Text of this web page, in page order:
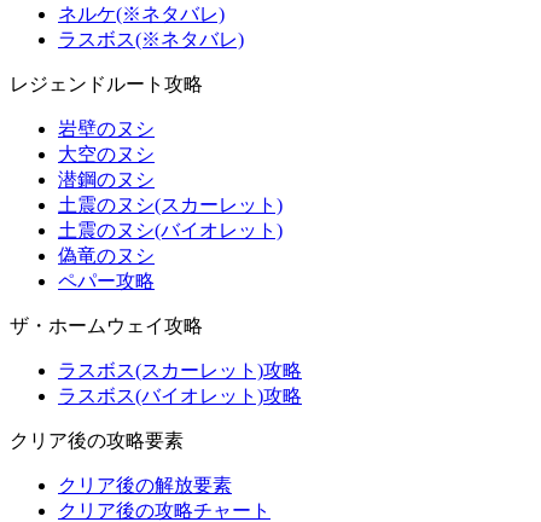
ネルケ(※ネタバレ)
ラスボス(※ネタバレ)
レジェンドルート攻略
岩壁のヌシ
大空のヌシ
潜鋼のヌシ
土震のヌシ(スカーレット)
土震のヌシ(バイオレット)
偽竜のヌシ
ペパー攻略
ザ・ホームウェイ攻略
ラスボス(スカーレット)攻略
ラスボス(バイオレット)攻略
クリア後の攻略要素
クリア後の解放要素
クリア後の攻略チャート